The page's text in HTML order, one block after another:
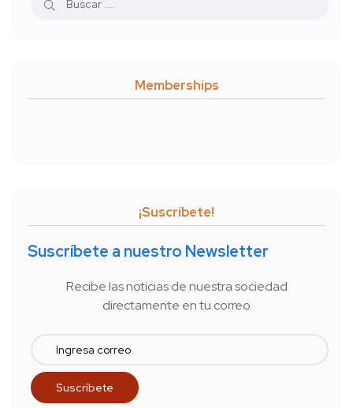
Memberships
¡Suscríbete!
Suscríbete a nuestro Newsletter
Recibe las noticias de nuestra sociedad
directamente en tu correo